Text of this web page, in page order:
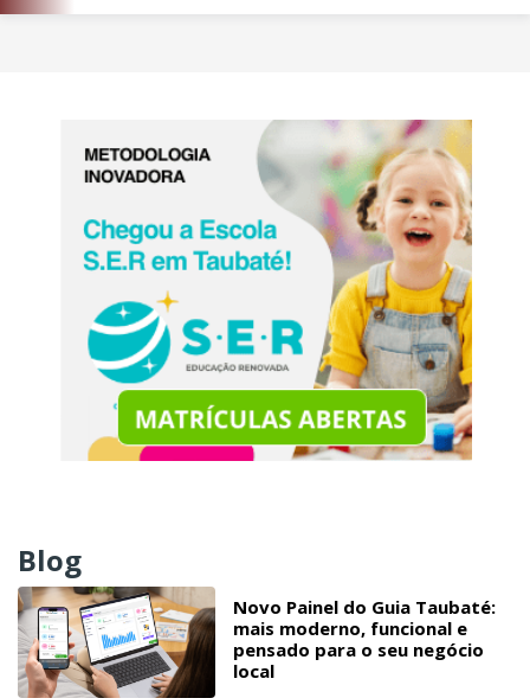
Blog
Novo Painel do Guia Taubaté:
mais moderno, funcional e
pensado para o seu negócio
local